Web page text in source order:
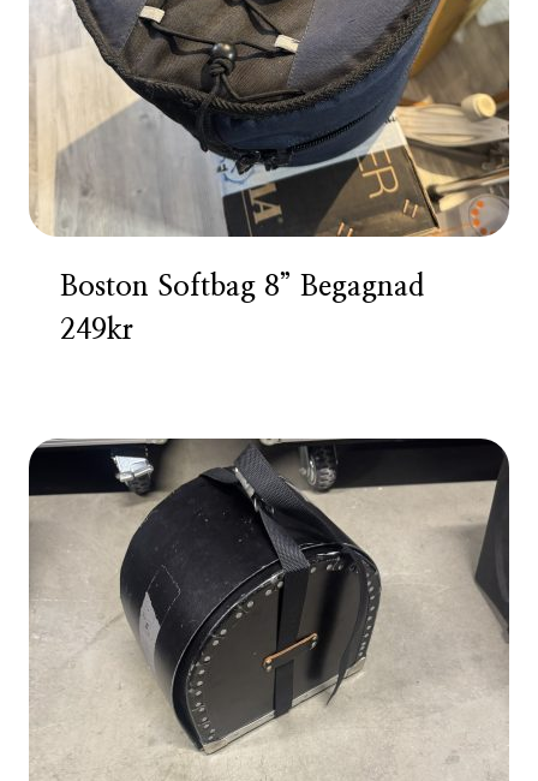
Boston Softbag 8” Begagnad
249kr